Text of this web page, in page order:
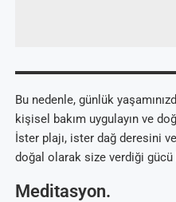
Bu nedenle, günlük
kişisel bakım uygulayın ve
İster plajı, ister dağ deresini
doğal olarak size verdiği gücü
Meditasyon.